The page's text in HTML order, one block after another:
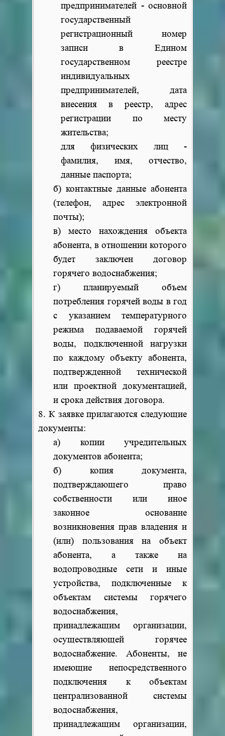
предпринимателей - основной
государственный
регистрационный номер
записи в Едином
государственном реестре
индивидуальных
предпринимателей, дата
внесения в реестр, адрес
регистрации по месту
жительства;
для физических лиц -
фамилия, имя, отчество,
данные паспорта;
б) контактные данные абонента
(телефон, адрес электронной
почты);
в) место нахождения объекта
абонента, в отношении которого
будет заключен договор
горячего водоснабжения;
г) планируемый объем
потребления горячей воды в год
с указанием температурного
режима подаваемой горячей
воды, подключенной нагрузки
по каждому объекту абонента,
подтвержденной технической
или проектной документацией,
и срока действия договора.
8. К заявке прилагаются следующие
документы:
а) копии учредительных
документов абонента;
б) копия документа,
подтверждающего право
собственности или иное
законное основание
возникновения прав владения и
(или) пользования на объект
абонента, а также на
водопроводные сети и иные
устройства, подключенные к
объектам системы горячего
водоснабжения,
принадлежащим организации,
осуществляющей горячее
водоснабжение. Абоненты, не
имеющие непосредственного
подключения к объектам
централизованной системы
водоснабжения,
принадлежащим организации,